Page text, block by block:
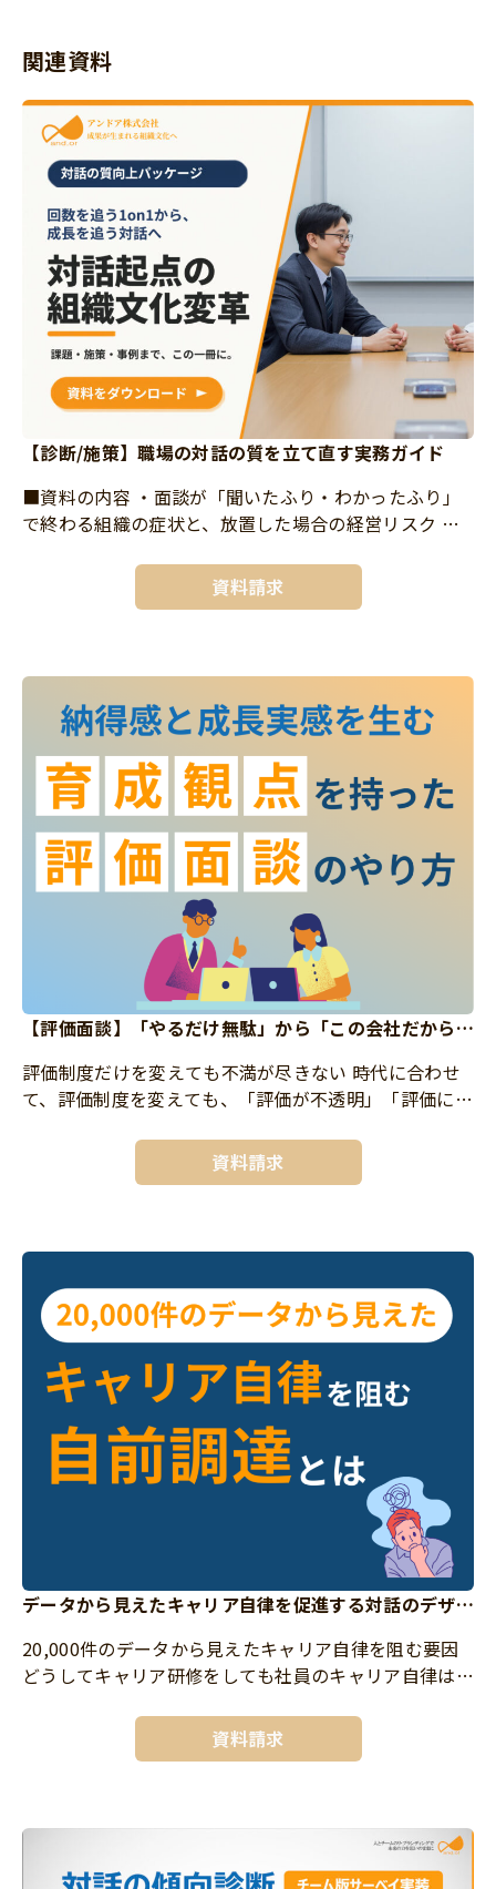
関連資料
【診断/施策】職場の対話の質を立て直す実務ガイド
■資料の内容 ・面談が「聞いたふり・わかったふり」
で終わる組織の症状と、放置した場合の経営リスク ・
む、期初から期末までの構造 ・一般的な研修会社との
違いがわかる比較表 […]
資料請求
【評価面談】「やるだけ無駄」から「この会社だから成
評価制度だけを変えても不満が尽きない 時代に合わせ
て、評価制度を変えても、「評価が不透明」「評価に納
設計よりも、制度運用に課題があります。メンバーが
「この会社だから成長で […]
資料請求
データから見えたキャリア自律を促進する対話のデザイ
20,000件のデータから見えたキャリア自律を阻む要因
どうしてキャリア研修をしても社員のキャリア自律は進
と、社員の自律的挑戦を引き出す対話デザインの全貌を
公開。 キャリ […]
資料請求